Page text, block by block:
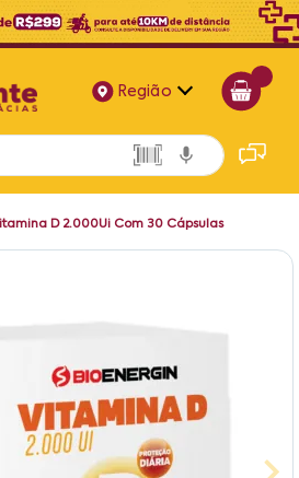
Região
Alagoas
Bahia
D 2.000Ui Com 30 Cápsulas